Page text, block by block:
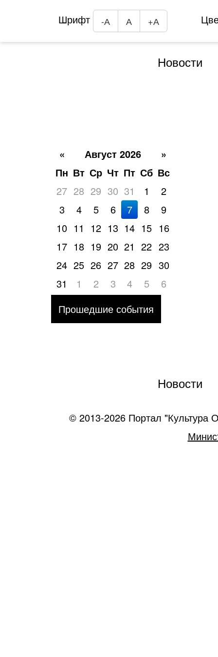
Шрифт -А А +А
Новости
« Август 2026
»
Пн Вт Ср Чт Пт Сб Вс
27 28 29 30 31 1
2
3
4 5 6 7 8
9
10 11 12 13 14 15 16
17 18 19 20 21 22 23
24 25 26 27 28 29 30
31
1 2 3 4 5
6
Прошедшие события
Новости
© 2013-2026 Портал "Культура